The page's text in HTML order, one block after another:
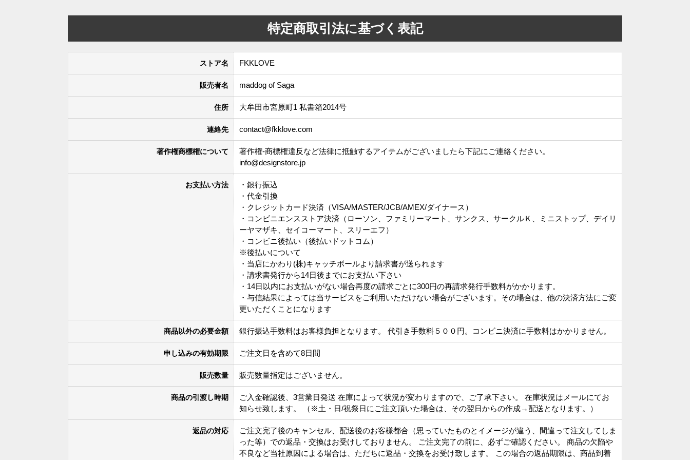
特定商取引法に基づく表記
ストア名 FKKLOVE
販売者名 maddog of Saga
住所 大牟田市宮原町1 私書箱2014号
連絡先 contact@fkklove.com
著作権商標権について
著作権-商標権違反など法律に抵触するアイテムがございましたら下記にご連絡ください。
info@designstore.jp
お支払い方法
・銀行振込
・代金引換
・クレジットカード決済（VISA/MASTER/JCB/AMEX/ダイナース）
・コンビニエンスストア決済（ローソン、ファミリーマート、サンクス、サークルＫ、ミニストップ、デイリ
ーヤマザキ、セイコーマート、スリーエフ）
・コンビニ後払い（後払いドットコム）
※後払いについて
・当店にかわり(株)キャッチボールより請求書が送られます
・請求書発行から14日後までにお支払い下さい
・14日以内にお支払いがない場合再度の請求ごとに300円の再請求発行手数料がかかります。
・与信結果によっては当サービスをご利用いただけない場合がございます。その場合は、他の決済方法にご変
更いただくことになります
商品以外の必要金額 銀行振込手数料はお客様負担となります。 代引き手数料５００円。コンビニ決済に手数料はかかりません。
申し込みの有効期限 ご注文日を含めて8日間
販売数量 販売数量指定はございません。
商品の引渡し時期
ご入金確認後、3営業日発送 在庫によって状況が変わりますので、ご了承下さい。 在庫状況はメールにてお
知らせ致します。 （※土・日/祝祭日にご注文頂いた場合は、その翌日からの作成→配送となります。）
返品の対応
ご注文完了後のキャンセル、配送後のお客様都合（思っていたものとイメージが違う、間違って注文してしま
った等）での返品・交換はお受けしておりません。 ご注文完了の前に、必ずご確認ください。 商品の欠陥や
不良など当社原因による場合は、ただちに返品・交換をお受け致します。 この場合の返品期限は、商品到着